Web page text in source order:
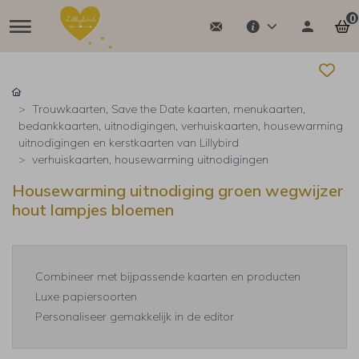
0
Trouwkaarten, Save the Date kaarten, menukaarten,
bedankkaarten, uitnodigingen, verhuiskaarten, housewarming
uitnodigingen en kerstkaarten van Lillybird
verhuiskaarten, housewarming uitnodigingen
Housewarming uitnodiging groen wegwijzer
hout lampjes bloemen
Combineer met bijpassende kaarten en producten
Luxe papiersoorten
Personaliseer gemakkelijk in de editor